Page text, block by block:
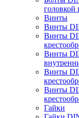
головкой
Винты
Винты
Винты
Винты
Винты
Винты
Гайки